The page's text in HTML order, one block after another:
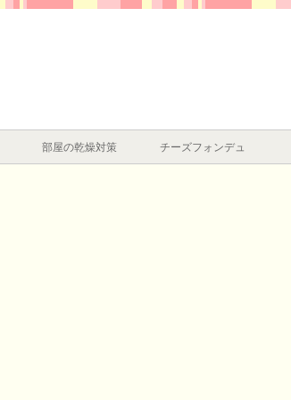
部屋の乾燥対策 チーズフォンデュ